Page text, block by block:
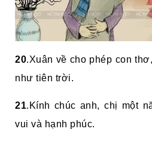
20.Xuân về cho phép con
như tiên trời.
21.Kính chúc anh, chị một
vui và hạnh phúc.